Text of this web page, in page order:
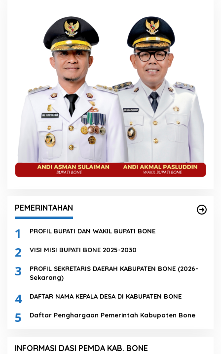
PEMERINTAHAN
1 PROFIL BUPATI DAN WAKIL BUPATI BONE
2 VISI MISI BUPATI BONE 2025-2030
3
PROFIL SEKRETARIS DAERAH KABUPATEN BONE (2026-
Sekarang)
4 DAFTAR NAMA KEPALA DESA DI KABUPATEN BONE
5 Daftar Penghargaan Pemerintah Kabupaten Bone
INFORMASI DASI PEMDA KAB. BONE